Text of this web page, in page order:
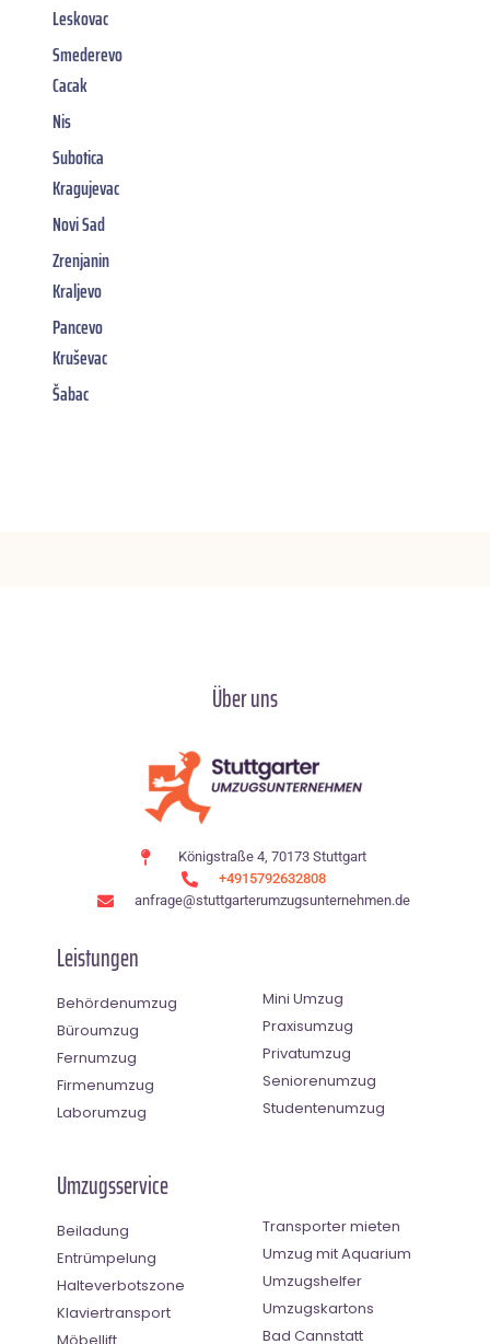
Leskovac
Smederevo
Cacak
Nis
Subotica
Kragujevac
Novi Sad
Zrenjanin
Kraljevo
Pancevo
Kruševac
Šabac
Über uns
Königstraße 4, 70173 Stuttgart
+4915792632808
anfrage@stuttgarterumzugsunternehmen.de
Leistungen
Behördenumzug
Büroumzug
Fernumzug
Firmenumzug
Laborumzug
Mini Umzug
Praxisumzug
Privatumzug
Seniorenumzug
Studentenumzug
Umzugsservice
Beiladung
Entrümpelung
Halteverbotszone
Klaviertransport
Transporter mieten
Umzug mit Aquarium
Umzugshelfer
Umzugskartons
Bad Cannstatt